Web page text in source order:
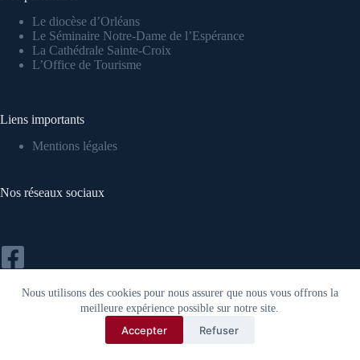
Nous utilisons des cookies pour nous assurer que nous vous offrons la
meilleure expérience possible sur notre site.
Accepter Refuser
Le diocèse d’Orléans
Le Séminaire Notre-Dame de l’Espérance
La Cathédrale Sainte-Croix
L’Office de Tourisme
Liens importants
Mentions légales
Nos réseaux sociaux
Copyright © Association de la Collégiale Saint-Aignan